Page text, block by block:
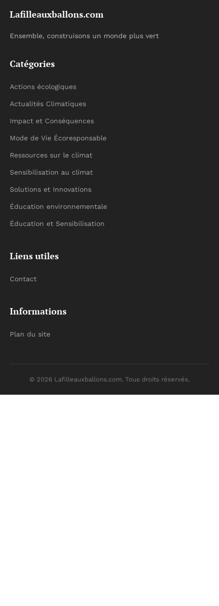
Lafilleauxballons.com
Ensemble, construisons un monde plus vert
Catégories
Actions écologiques
Actualités Climatiques
Impact et Conséquences
Mode de Vie Écoresponsable
Ressources sur le climat
Sensibilisation au climat
Solutions et Innovations
Éducation environnementale
Éducation et Sensibilisation
Liens utiles
Contact
Informations
Plan du site
© 2026 Lafilleauxballons.com. Tous droits réservés.